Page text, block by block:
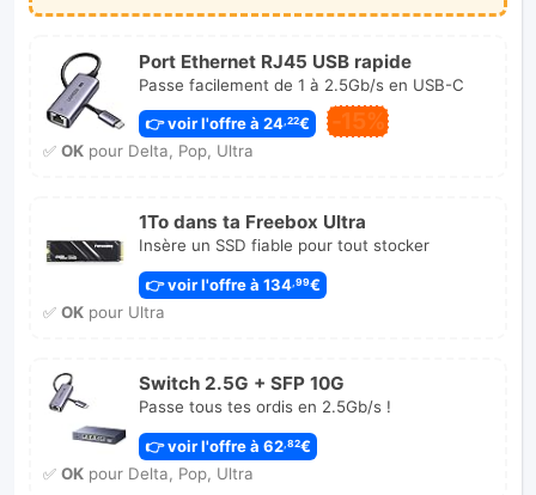
Port Ethernet RJ45 USB rapide
Passe facilement de 1 à 2.5Gb/s en USB-C
👉 voir l'offre à 24 ,22€ -15%
✅ OKpour Delta, Pop, Ultra
1To dans ta Freebox Ultra
Insère un SSD fiable pour tout stocker
👉 voir l'offre à 134 ,99€
✅ OKpour Ultra
Switch 2.5G + SFP 10G
Passe tous tes ordis en 2.5Gb/s !
👉 voir l'offre à 62,82€
✅ OKpour Delta, Pop, Ultra